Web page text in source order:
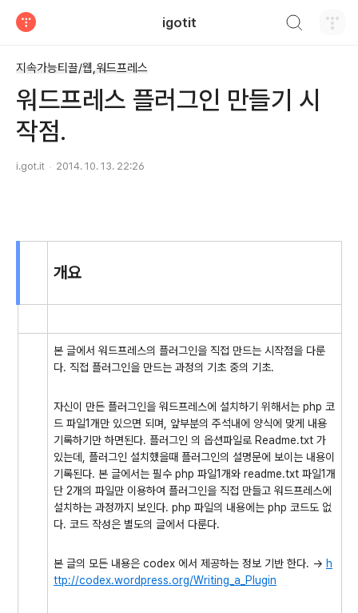
igotit
지속가능티끌/웹,워드프레스
워드프레스 플러그인 만들기 시
작점.
i.got.it 2014. 10. 13. 22:26
개요
본 글에서 워드프레스의 플러그인을 직접 만드는 시작점을 다룬
다. 직접 플러그인을 만드는 과정의 기초 중의 기초.
자신이 만든 플러그인을 워드프레스에 설치하기 위해서는 php 코
드 파일1개만 있으면 되며, 앞부분의 주석내에 양식에 맞게 내용
기록하기만 하면된다. 플러그인 의 옵션파일로 Readme.txt 가
있는데, 플러그인 설치했을때 플러그인의 설명문에 보이는 내용이
기록된다. 본 글에서는 필수 php 파일1개와 readme.txt 파일1개
단 2개의 파일만 이용하여 플러그인을 직접 만들고 워드프레스에
설치하는 과정까지 보인다. php 파일의 내용에는 php 코드도 없
다. 코드 작성은 별도의 글에서 다룬다.
본 글의 모든 내용은 codex 에서 제공하는 정보 기반 한다. -> h
ttp://codex.wordpress.org/Writing_a_Plugin